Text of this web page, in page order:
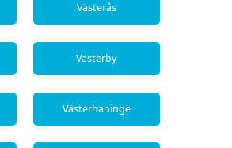
Västerås
Västerby
Västerhaninge